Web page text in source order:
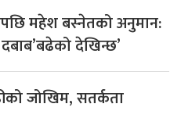
महेश बस्नेतको अनुमान:
देखिन्छ’
जोखिम, सतर्कता